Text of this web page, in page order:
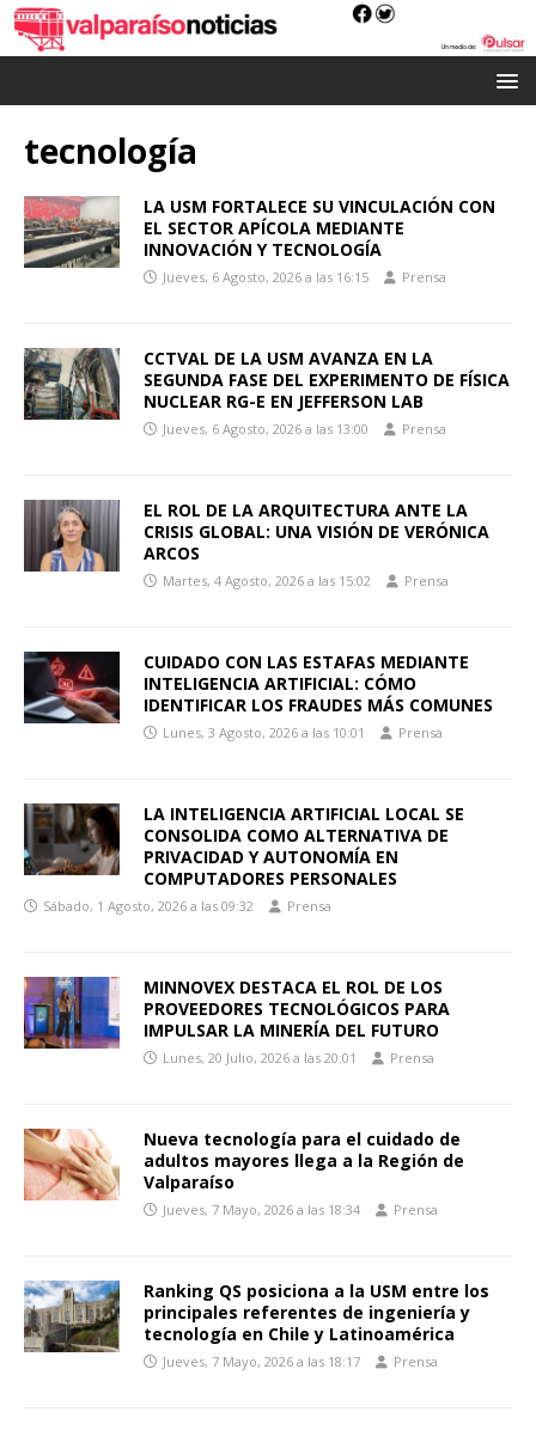
tecnología
LA USM FORTALECE SU VINCULACIÓN CON
EL SECTOR APÍCOLA MEDIANTE
INNOVACIÓN Y TECNOLOGÍA
Jueves, 6 Agosto, 2026 a las 16:15 Prensa
CCTVAL DE LA USM AVANZA EN LA
SEGUNDA FASE DEL EXPERIMENTO DE FÍSICA
NUCLEAR RG-E EN JEFFERSON LAB
Jueves, 6 Agosto, 2026 a las 13:00 Prensa
EL ROL DE LA ARQUITECTURA ANTE LA
CRISIS GLOBAL: UNA VISIÓN DE VERÓNICA
ARCOS
Martes, 4 Agosto, 2026 a las 15:02 Prensa
CUIDADO CON LAS ESTAFAS MEDIANTE
INTELIGENCIA ARTIFICIAL: CÓMO
IDENTIFICAR LOS FRAUDES MÁS COMUNES
Lunes, 3 Agosto, 2026 a las 10:01 Prensa
LA INTELIGENCIA ARTIFICIAL LOCAL SE
CONSOLIDA COMO ALTERNATIVA DE
PRIVACIDAD Y AUTONOMÍA EN
COMPUTADORES PERSONALES
Sábado, 1 Agosto, 2026 a las 09:32 Prensa
MINNOVEX DESTACA EL ROL DE LOS
PROVEEDORES TECNOLÓGICOS PARA
IMPULSAR LA MINERÍA DEL FUTURO
Lunes, 20 Julio, 2026 a las 20:01 Prensa
Nueva tecnología para el cuidado de
adultos mayores llega a la Región de
Valparaíso
Jueves, 7 Mayo, 2026 a las 18:34 Prensa
Ranking QS posiciona a la USM entre los
principales referentes de ingeniería y
tecnología en Chile y Latinoamérica
Jueves, 7 Mayo, 2026 a las 18:17 Prensa